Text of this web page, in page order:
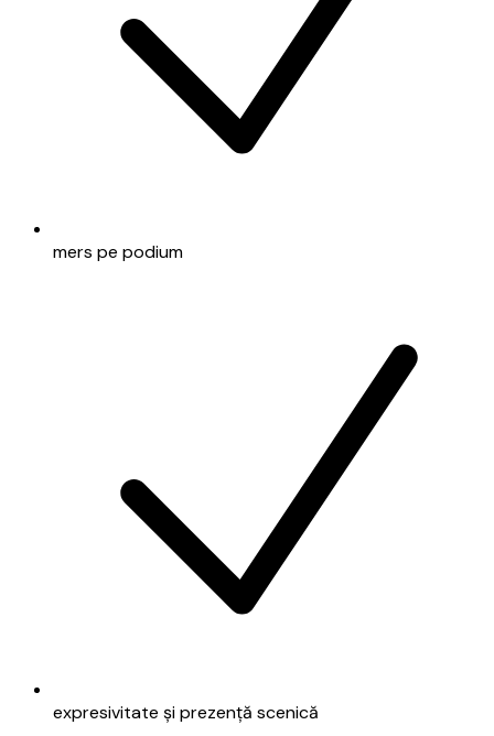
mers pe podium
expresivitate și prezență scenică